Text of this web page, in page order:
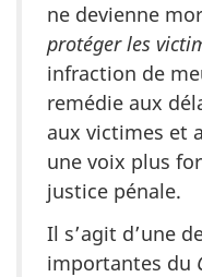
ne devienne
protéger les
infraction de
remédie aux
aux victimes et
une voix plus
justice pénale.
Il s’agit d’une
importantes du